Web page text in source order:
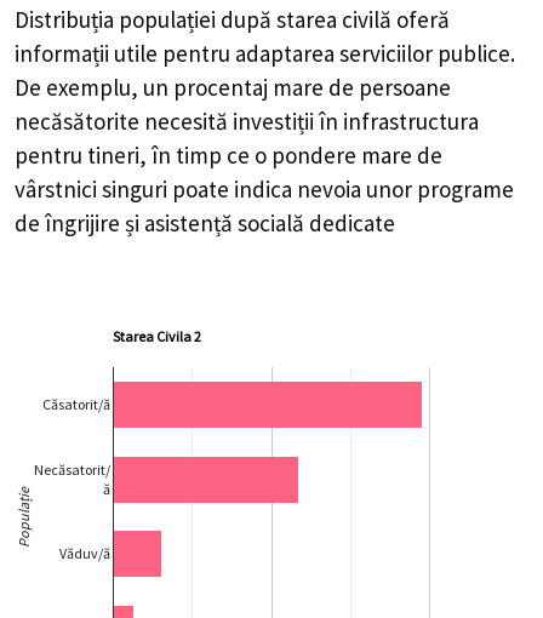
Distribuția populației după starea civilă oferă
informații utile pentru adaptarea serviciilor publice.
De exemplu, un procentaj mare de persoane
necăsătorite necesită investiții în infrastructura
pentru tineri, în timp ce o pondere mare de
vârstnici singuri poate indica nevoia unor programe
de îngrijire și asistență socială dedicate
Starea Civila 2
Căsatorit/ă
Necăsatorit/
ă
Văduv/ă
Populație